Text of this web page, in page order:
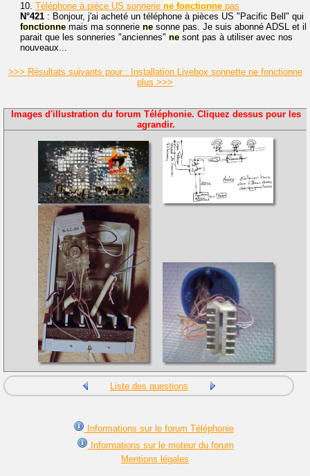
10. Téléphone à pièce US sonnerie ne fonctionne pas
N°421 : Bonjour, j'ai acheté un téléphone à pièces US "Pacific Bell" qui
fonctionne mais ma sonnerie ne sonne pas. Je suis abonné ADSL et il
parait que les sonneries "anciennes" ne sont pas à utiliser avec nos
nouveaux...
>>> Résultats suivants pour : Installation Livebox sonnette ne fonctionne
plus >>>
Images d'illustration du forum Téléphonie. Cliquez dessus pour les
agrandir.
Liste des questions
Informations sur le forum Téléphonie
Informations sur le moteur du forum
Mentions légales